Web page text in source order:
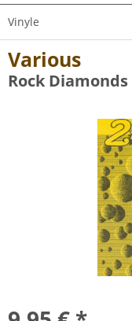
Vinyle
Various
Rock